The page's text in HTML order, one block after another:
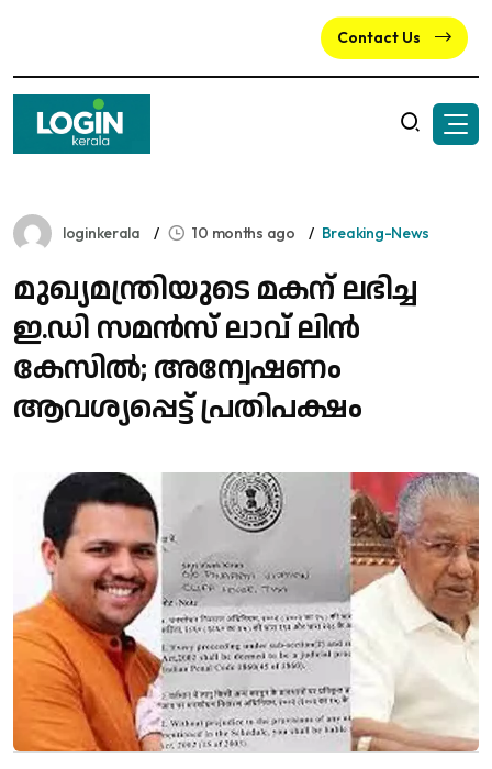
Contact Us
loginkerala 10 months ago Breaking-News
മുഖ്യമന്ത്രിയുടെ മകന് ലഭിച്ച
ഇ.ഡി സമൻസ് ലാവ് ലിൻ
കേസിൽ; അന്വേഷണം
ആവശ്യപ്പെട്ട് പ്രതിപക്ഷം